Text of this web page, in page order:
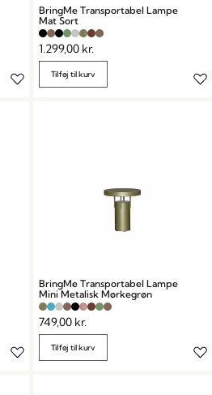
BringMe Transportabel Lampe
Mat Sort
1.299,00 kr.
Tilføj til kurv
BringMe Transportabel Lampe
Mini Metalisk Mørkegrøn
749,00 kr.
Tilføj til kurv